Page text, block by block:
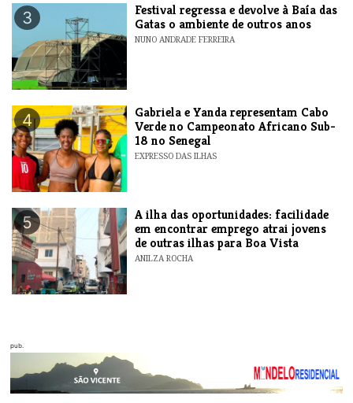
3
Festival regressa e devolve à Baía das
Gatas o ambiente de outros anos
NUNO ANDRADE FERREIRA
4
Gabriela e Yanda representam Cabo
Verde no Campeonato Africano Sub-
18 no Senegal
EXPRESSO DAS ILHAS
5
A ilha das oportunidades: facilidade
em encontrar emprego atrai jovens
de outras ilhas para Boa Vista
ANILZA ROCHA
pub.